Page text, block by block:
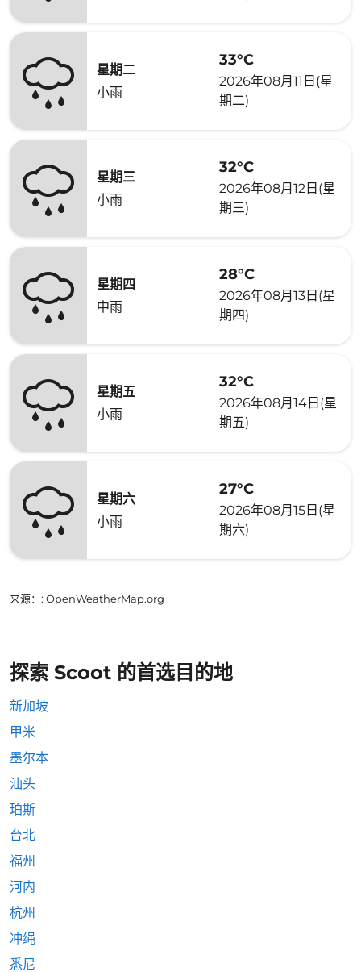
星期二
小雨
33°C
2026年08月11日(星
期二)
星期三
小雨
32°C
2026年08月12日(星
期三)
星期四
中雨
28°C
2026年08月13日(星
期四)
星期五
小雨
32°C
2026年08月14日(星
期五)
星期六
小雨
27°C
2026年08月15日(星
期六)
来源： : OpenWeatherMap.org
探索 Scoot 的首选目的地
新加坡
甲米
墨尔本
汕头
珀斯
台北
福州
河内
杭州
冲绳
悉尼